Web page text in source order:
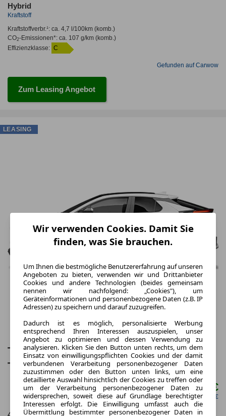
Hybrid
Kraftstoff
Kraftstoffverbr.¹: ca. 4,7 l/100km(komb.)
CO2-Emissionen*: ca. 107 g/km(komb.)
Effizienzklasse: C
Gefunden auf Carwow
Zum Leasing Angebot
Toyota C-HR 2.0-l-VVT-i Hybrid
Teamplayer 5 Türen
ab mtl.298,00 €
netto mtl. 250,42 €
LEASING
Wir verwenden Cookies. Damit Sie
finden, was Sie brauchen.
Um Ihnen die bestmögliche Benutzererfahrung auf unseren
Angeboten zu bieten, verwenden wir und Drittanbieter
Cookies und andere Technologien (beides gemeinsam
nennen wir nachfolgend: „Cookies"), um
Geräteinformationen und personenbezogene Daten (z.B. IP
Adressen) zu speichern und darauf zuzugreifen.
Dadurch ist es möglich, personalisierte Werbung
entsprechend Ihren Interessen auszuspielen, unser
Angebot zu optimieren und dessen Verwendung zu
analysieren. Klicken Sie den Button unten rechts, um dem
Einsatz von einwilligungspflichten Cookies und der damit
verbundenen Verarbeitung personenbezogener Daten
zuzustimmen oder den Button unten links, um eine
detaillierte Auswahl hinsichtlich der Cookies zu treffen oder
um der Verarbeitung personenbezogener Daten zu
widersprechen, soweit diese auf Grundlage berechtigter
Interessen erfolgt. Die Einwilligung umfasst auch die
Übermittlung bestimmter personenbezogener Daten in